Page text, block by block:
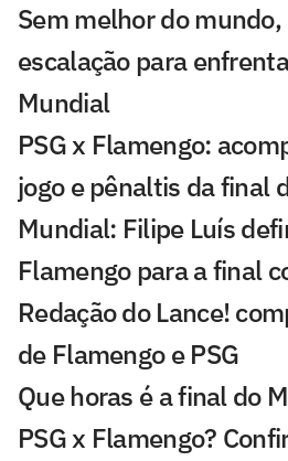
Sem melhor do mundo,
escalação para
Mundial
PSG x Flamengo:
jogo e pênaltis da final
Mundial: Filipe Luís
Flamengo para a final
Redação do Lance!
de Flamengo e PSG
Que horas é a final do
PSG x Flamengo?